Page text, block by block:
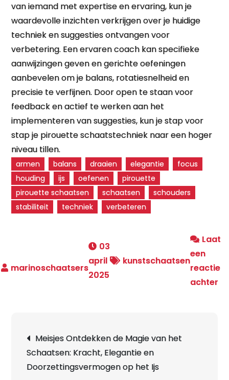
van iemand met expertise en ervaring, kun je
waardevolle inzichten verkrijgen over je huidige
techniek en suggesties ontvangen voor
verbetering. Een ervaren coach kan specifieke
aanwijzingen geven en gerichte oefeningen
aanbevelen om je balans, rotatiesnelheid en
precisie te verfijnen. Door open te staan voor
feedback en actief te werken aan het
implementeren van suggesties, kun je stap voor
stap je pirouette schaatstechniek naar een hoger
niveau tillen.
armen balans draaien elegantie
focus
houding
ijs oefenen
pirouette
pirouette schaatsen
schaatsen
schouders
stabiliteit
techniek verbeteren
03
april
2025
kunstschaatsen
Laat
een
reactie
achter
Meisjes Ontdekken de Magie van het
Schaatsen: Kracht, Elegantie en
Doorzettingsvermogen op het Ijs